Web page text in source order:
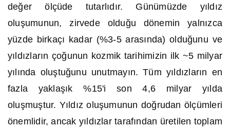
değer ölçüde tutarlıdır. Günümüzde yıldız
oluşumunun, zirvede olduğu dönemin yalnızca
yüzde birkaçı kadar (%3-5 arasında) olduğunu ve
yıldızların çoğunun kozmik tarihimizin ilk ~5 milyar
yılında oluştuğunu unutmayın. Tüm yıldızların en
fazla yaklaşık %15'i son 4,6 milyar yılda
oluşmuştur. Yıldız oluşumunun doğrudan ölçümleri
önemlidir, ancak yıldızlar tarafından üretilen toplam